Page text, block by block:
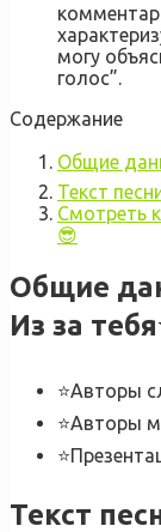
могу
голос”.
Содержание
Общие
Текст
Смотреть
😎
Общие
Из за
⭐Авторы
⭐Авторы
Текст